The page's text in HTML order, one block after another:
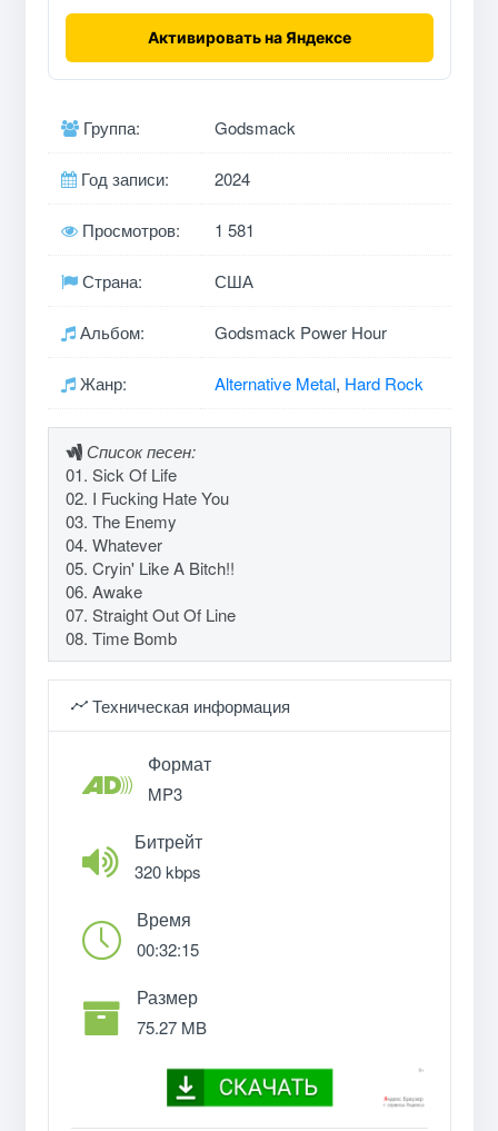
Активировать на Яндексе
Группа: Godsmack
Год записи: 2024
Просмотров: 1 581
Страна: США
Альбом: Godsmack Power Hour
Жанр: Alternative Metal, Hard Rock
Список песен:
01. Sick Of Life
02. I Fucking Hate You
03. The Enemy
04. Whatever
05. Cryin' Like A Bitch!!
06. Awake
07. Straight Out Of Line
08. Time Bomb
Техническая информация
Формат
MP3
Битрейт
320 kbps
Время
00:32:15
Размер
75.27 MB